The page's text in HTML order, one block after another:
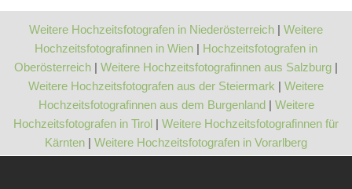
Weitere Hochzeitsfotografen in Niederösterreich | Weitere
Hochzeitsfotografinnen in Wien | Hochzeitsfotografen in
Oberösterreich | Weitere Hochzeitsfotografinnen aus Salzburg |
Weitere Hochzeitsfotografen aus der Steiermark | Weitere
Hochzeitsfotografinnen aus dem Burgenland| Weitere
Hochzeitsfotografen in Tirol | Weitere Hochzeitsfotografinnen für
Kärnten | Weitere Hochzeitsfotografen in Vorarlberg